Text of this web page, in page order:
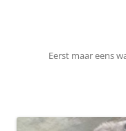
Eerst maar eens